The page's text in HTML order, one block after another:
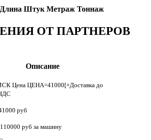
Длина Штук Метраж Тоннаж
ОТ ПАРТНЕРОВ
Описание
Цена ЦЕНА=41000[+Доставка до
руб
руб за машину